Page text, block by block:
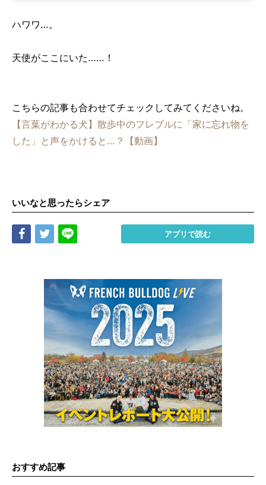
ハワワ…。
天使がここにいた……！
こちらの記事も合わせてチェックしてみてくださいね。
【言葉がわかる犬】散歩中のフレブルに「家に忘れ物を
した」と声をかけると…？【動画】
いいなと思ったらシェア
Share Tweet アプリで読む
おすすめ記事